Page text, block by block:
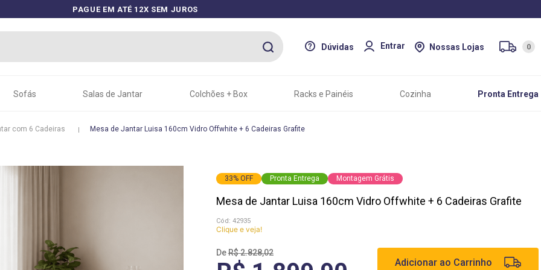
PAGUE EM ATÉ 12X SEM JUROS
Dúvidas Entrar Nossas Lojas 0
Sofás Salas de Jantar Colchões + Box Racks e Painéis Cozinha Pronta Entrega
com 6 Cadeiras Mesa de Jantar Luisa 160cm Vidro Offwhite + 6 Cadeiras Grafite
33%OFF Pronta Entrega Montagem Grátis
Mesa de Jantar Luisa 160cm Vidro Offwhite + 6 Cadeiras Grafite
: 42935
Clique e veja!
R$2.828,02
Adicionar ao Carrinho